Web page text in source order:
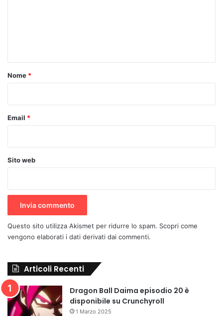
o
Nome *
Email *
Sito web
Questo sito utilizza Akismet per ridurre lo spam. Scopri come
vengono elaborati i dati derivati dai commenti.
Articoli Recenti
Dragon Ball Daima episodio 20 è
disponibile su Crunchyroll
1 Marzo 2025